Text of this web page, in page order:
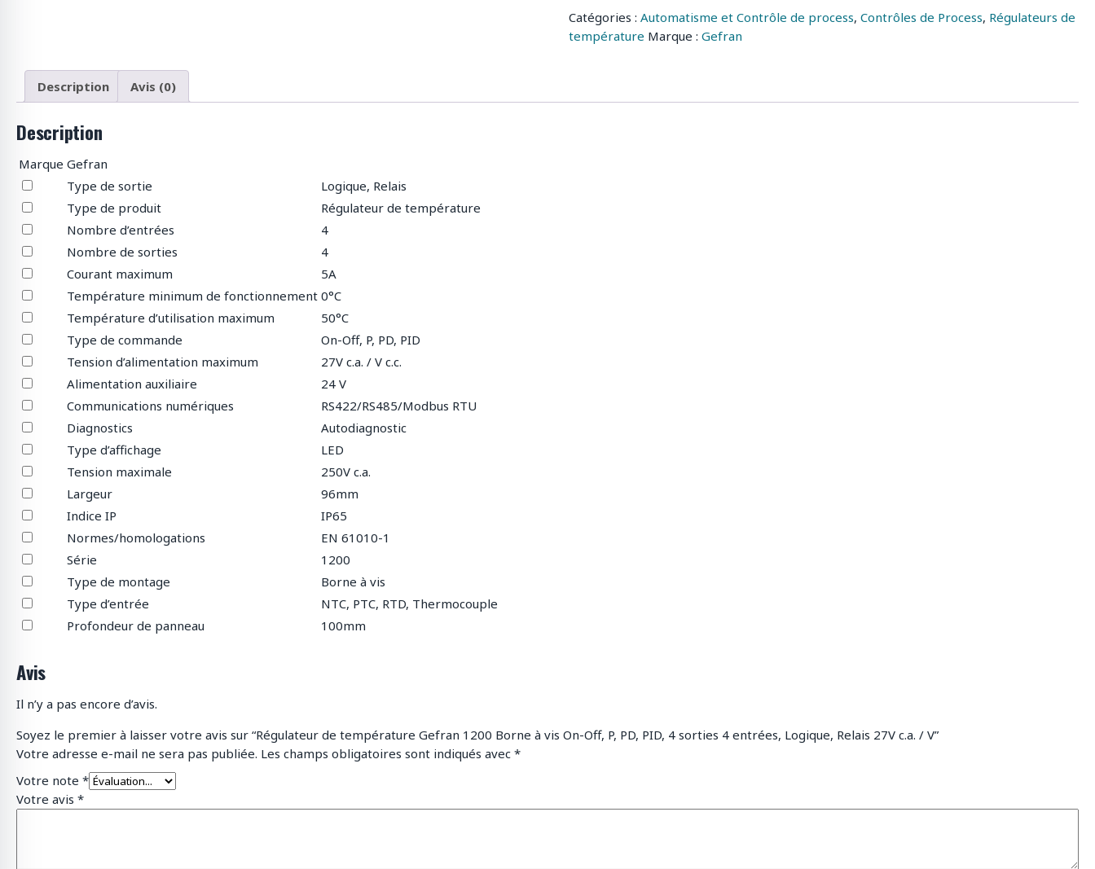
u
i
Catégories :Automatisme et Contrôle de process,Contrôles de Process, Régulateurs de
température Marque :Gefran
Description Avis (0)
Description
Marque Gefran
Type de sortie
Logique, Relais
Type de produit
Régulateur de température
Nombre d’entrées
4
Nombre de sorties
4
Courant maximum
5A
Température minimum de fonctionnement 0°C
Température d’utilisation maximum
50°C
Type de commande
On-Off, P, PD, PID
Tension d’alimentation maximum
27V c.a. / V c.c.
Alimentation auxiliaire
24 V
Communications numériques
RS422/RS485/Modbus RTU
Diagnostics
Autodiagnostic
Type d’affichage
LED
Tension maximale
250V c.a.
Largeur
96mm
Indice IP
IP65
Normes/homologations
EN 61010-1
Série
1200
Type de montage
Borne à vis
Type d’entrée
NTC, PTC, RTD, Thermocouple
Profondeur de panneau
100mm
Avis
Il n’y a pas encore d’avis.
Soyez le premier à laisser votre avis sur “Régulateur de température Gefran 1200 Borne à vis On-Off, P, PD, PID, 4 sorties 4 entrées, Logique, Relais 27V c.a. / V”
Votre adresse e-mail ne sera pas publiée. Les champs obligatoires sont indiqués avec *
Votre note *
Votre avis *